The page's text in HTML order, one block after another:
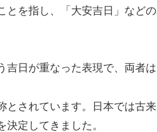
とを指し、「大安吉日」など
日が重なった表現で、両者は
とされています。日本では古
定してきました。